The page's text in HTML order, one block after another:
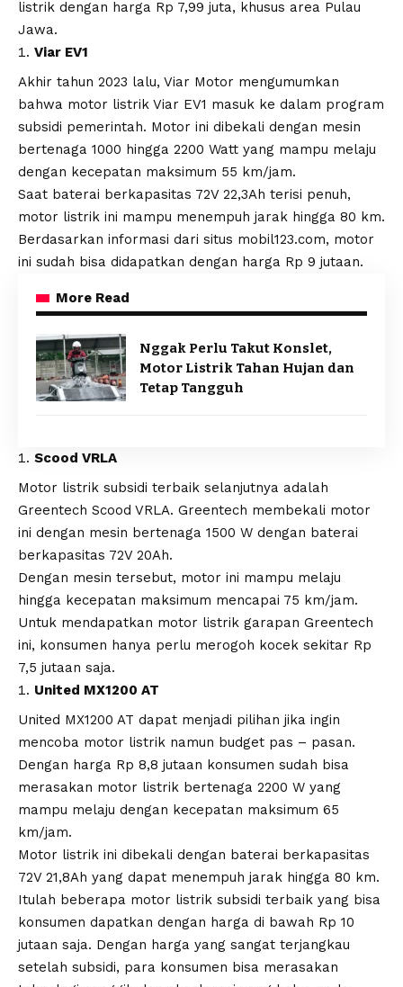
listrik dengan harga Rp 7,99 juta, khusus area Pulau
Jawa.
Viar EV1
Akhir tahun 2023 lalu, Viar Motor mengumumkan
bahwa motor listrik Viar EV1 masuk ke dalam program
subsidi pemerintah. Motor ini dibekali dengan mesin
bertenaga 1000 hingga 2200 Watt yang mampu melaju
dengan kecepatan maksimum 55 km/jam.
Saat baterai berkapasitas 72V 22,3Ah terisi penuh,
motor listrik ini mampu menempuh jarak hingga 80 km.
Berdasarkan informasi dari situs mobil123.com, motor
ini sudah bisa didapatkan dengan harga Rp 9 jutaan.
More Read
Nggak Perlu Takut Konslet,
Motor Listrik Tahan Hujan dan
Tetap Tangguh
Scood VRLA
Motor listrik subsidi terbaik selanjutnya adalah
Greentech Scood VRLA. Greentech membekali motor
ini dengan mesin bertenaga 1500 W dengan baterai
berkapasitas 72V 20Ah.
Dengan mesin tersebut, motor ini mampu melaju
hingga kecepatan maksimum mencapai 75 km/jam.
Untuk mendapatkan motor listrik garapan Greentech
ini, konsumen hanya perlu merogoh kocek sekitar Rp
7,5 jutaan saja.
United MX1200 AT
United MX1200 AT dapat menjadi pilihan jika ingin
mencoba motor listrik namun budget pas – pasan.
Dengan harga Rp 8,8 jutaan konsumen sudah bisa
merasakan motor listrik bertenaga 2200 W yang
mampu melaju dengan kecepatan maksimum 65
km/jam.
Motor listrik ini dibekali dengan baterai berkapasitas
72V 21,8Ah yang dapat menempuh jarak hingga 80 km.
Itulah beberapa motor listrik subsidi terbaik yang bisa
konsumen dapatkan dengan harga di bawah Rp 10
jutaan saja. Dengan harga yang sangat terjangkau
setelah subsidi, para konsumen bisa merasakan